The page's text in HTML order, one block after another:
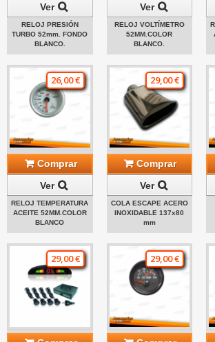
Ver
RELOJ PRESIÓN
TURBO 52mm. FONDO
BLANCO.
Ver
RELOJ VOLTÍMETRO
52MM.COLOR
BLANCO.
26,00 €
Comprar
Ver
RELOJ TEMPERATURA
ACEITE 52MM.COLOR
BLANCO
29,00 €
Comprar
Ver
COLA ESCAPE ACERO
INOXIDABLE 137x80
mm
29,00 € 29,00 €